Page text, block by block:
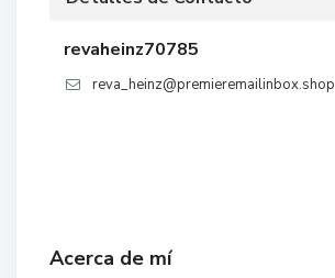
revaheinz70785
reva_heinz@premieremailinbox.shop
Acerca de mí